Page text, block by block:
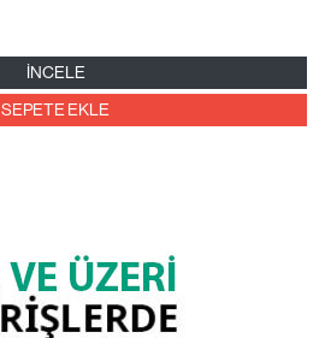
İNCELE
SEPETE EKLE